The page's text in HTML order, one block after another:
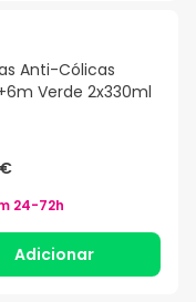
Anti-Cólicas
Verde 2x330ml
24-72h
Adicionar